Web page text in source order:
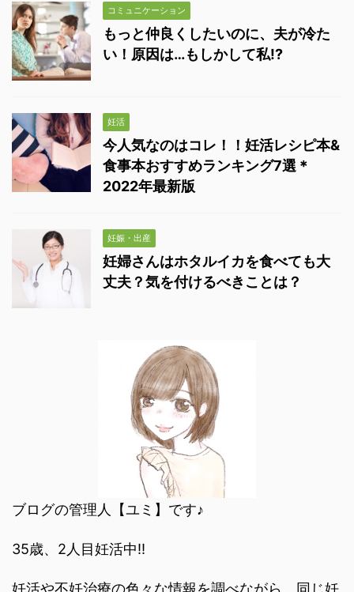
コミュニケーション
もっと仲良くしたいのに、夫が冷た
い！原因は…もしかして私!?
妊活
今人気なのはコレ！！妊活レシピ本&
食事本おすすめランキング7選＊
2022年最新版
妊娠・出産
妊婦さんはホタルイカを食べても大
丈夫？気を付けるべきことは？
ブログの管理人【ユミ】です♪
35歳、2人目妊活中‼︎
妊活や不妊治療の色々な情報を調べながら、同じ妊